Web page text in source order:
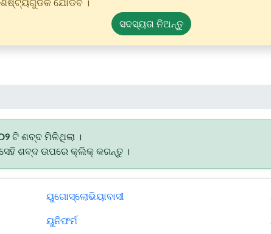
ସଦସ୍ୟତା ନିଅନ୍ତୁ
ଟି ଶବ୍ଦ ମିଳିଥିଲା ।
ଶବ୍ଦ ଉପରେ କ୍ଲିକ୍ କରନ୍ତୁ ।
ୟୁଗୋସ୍ଲୋଭିୟାବାସୀ
ୟୁନିଫର୍ମ